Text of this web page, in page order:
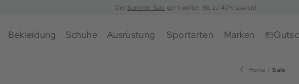
DerSommer Sale geht weiter: Bis zu 40% sparen!
Bekleidung Schuhe Ausrüstung Sportarten Marken
Home Sale